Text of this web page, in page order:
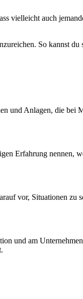
vielleicht auch
So kannst
und Anlagen, die
Erfahrung nennen,
vor, Situationen
und am